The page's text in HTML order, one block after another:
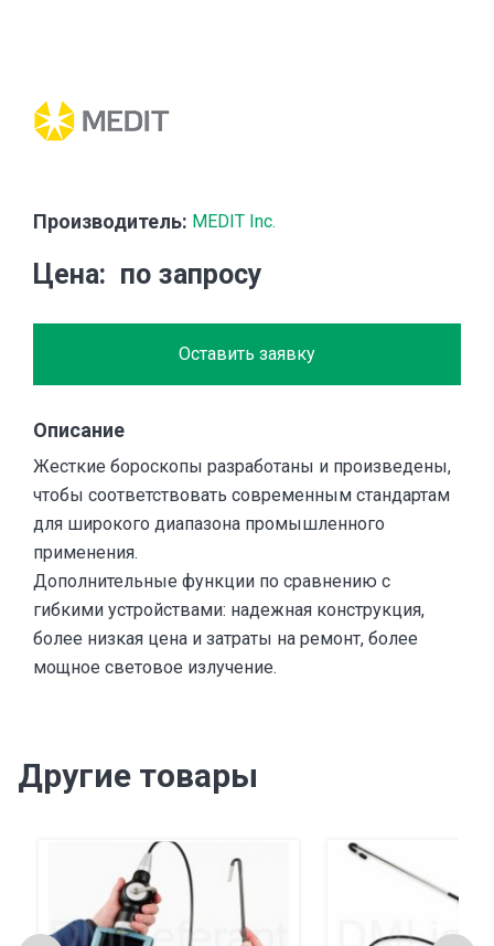
Производитель: MEDIT Inc.
Цена по запросу
Оставить заявку
Описание
Жесткие бороскопы разработаны и произведены,
чтобы соответствовать современным стандартам
для широкого диапазона промышленного
применения.
Дополнительные функции по сравнению с
гибкими устройствами: надежная конструкция,
более низкая цена и затраты на ремонт, более
мощное световое излучение.
Другие товары